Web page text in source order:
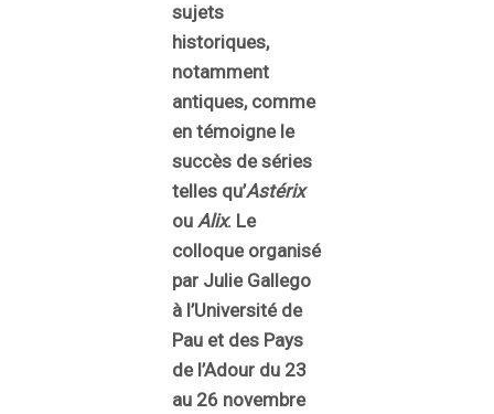
sujets
historiques,
notamment
antiques, comme
en témoigne le
succès de séries
telles qu’Astérix
ou Alix. Le
colloque organisé
par Julie Gallego
à l’Université de
Pau et des Pays
de l’Adour du 23
au 26 novembre